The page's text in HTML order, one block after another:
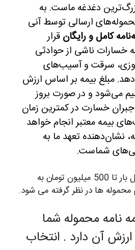
دغدغه ماست. به
ارسالی توسط آنی
کامل و رایگان قرار
خسارات ناشی از حوادثی
سرقت و آسیب‌های
مبلغ بیمه بر اساس ارزش
می‌شود و در صورت بروز
جبران خسارت در کمترین زمان
بیمه معتبر انجام خواهد
نشان‌دهنده تعهد ما به
شماست.
بیمه نامه در شرایط حمل بار تا 500 میلیون تومان به
محموله ها در نظر گرفته می شود.
نامه محموله شما
آن دارد . انتخاب